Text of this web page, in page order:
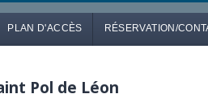
PLAN D'ACCÈS RÉSERVATION/
Pol de Léon